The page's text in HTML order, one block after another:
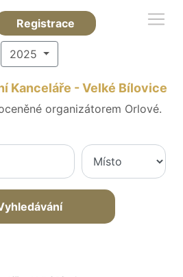
Registrace
2025
Kanceláře - Velké Bílovice
organizátorem Orlové.